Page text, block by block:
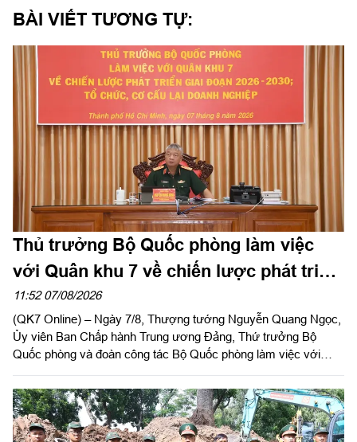
BÀI VIẾT TƯƠNG TỰ:
Thủ trưởng Bộ Quốc phòng làm việc
với Quân khu 7 về chiến lược phát triển
giai đoạn 2026 – 2030, tổ chức, cơ cấu
lại doanh nghiệp
11:52 07/08/2026
(QK7 Online) – Ngày 7/8, Thượng tướng Nguyễn Quang Ngọc,
Ủy viên Ban Chấp hành Trung ương Đảng, Thứ trưởng Bộ
Quốc phòng và đoàn công tác Bộ Quốc phòng làm việc với
chức cơ cấu lại doanh nghiệp. Thiếu tướng Đặng Văn Lẫm, Ủy
viên Thường vụ Đảng ủy, Phó Tư lệnh Quân khu tiếp đoàn.